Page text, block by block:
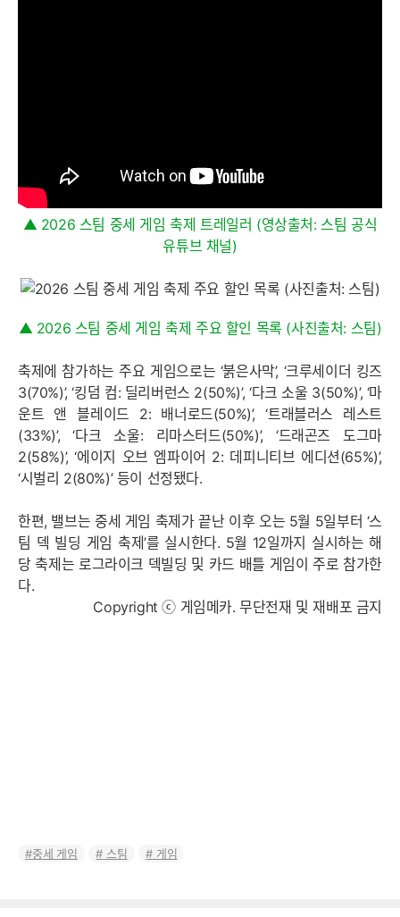
▲ 2026 스팀 중세 게임 축제 트레일러 (영상출처: 스팀 공식
유튜브 채널)
▲ 2026 스팀 중세 게임 축제 주요 할인 목록 (사진출처: 스팀)
축제에 참가하는 주요 게임으로는 ‘붉은사막’, ‘크루세이더 킹즈
3(70%)’, ‘킹덤 컴: 딜리버런스 2(50%)’, ‘다크 소울 3(50%)’, ‘마
운트 앤 블레이드 2: 배너로드(50%)’, ‘트래블러스 레스트
(33%)’, ‘다크 소울: 리마스터드(50%)’, ‘드래곤즈 도그마
2(58%)’, ‘에이지 오브 엠파이어 2: 데피니티브 에디션(65%)’,
‘시벌리 2(80%)’ 등이 선정됐다.
한편, 밸브는 중세 게임 축제가 끝난 이후 오는 5월 5일부터 ‘스
팀 덱 빌딩 게임 축제’를 실시한다. 5월 12일까지 실시하는 해
당 축제는 로그라이크 덱빌딩 및 카드 배틀 게임이 주로 참가한
다.
Copyright ⓒ 게임메카. 무단전재 및 재배포 금지
중세 게임 스팀 게임